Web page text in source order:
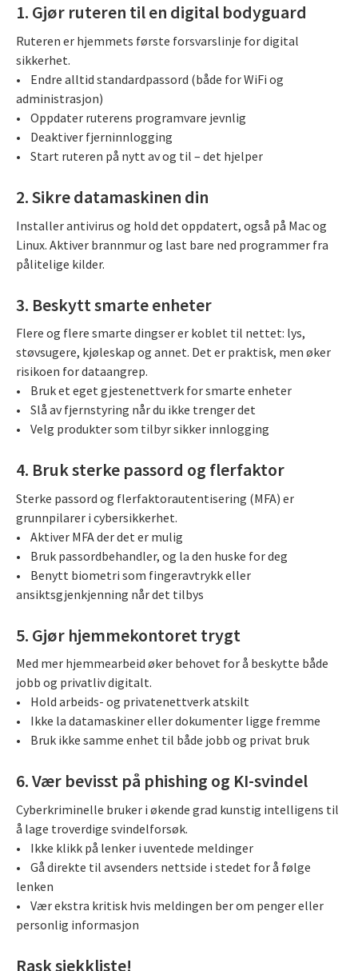
1. Gjør ruteren til en digital bodyguard
Ruteren er hjemmets første forsvarslinje for digital
sikkerhet.
• Endre alltid standardpassord (både for WiFi og
administrasjon)
• Oppdater ruterens programvare jevnlig
• Deaktiver fjerninnlogging
• Start ruteren på nytt av og til – det hjelper
2. Sikre datamaskinen din
Installer antivirus og hold det oppdatert, også på Mac og
Linux. Aktiver brannmur og last bare ned programmer fra
pålitelige kilder.
3. Beskytt smarte enheter
Flere og flere smarte dingser er koblet til nettet: lys,
støvsugere, kjøleskap og annet. Det er praktisk, men øker
risikoen for dataangrep.
• Bruk et eget gjestenettverk for smarte enheter
• Slå av fjernstyring når du ikke trenger det
• Velg produkter som tilbyr sikker innlogging
4. Bruk sterke passord og flerfaktor
Sterke passord og flerfaktorautentisering (MFA) er
grunnpilarer i cybersikkerhet.
• Aktiver MFA der det er mulig
• Bruk passordbehandler, og la den huske for deg
• Benytt biometri som fingeravtrykk eller
ansiktsgjenkjenning når det tilbys
5. Gjør hjemmekontoret trygt
Med mer hjemmearbeid øker behovet for å beskytte både
jobb og privatliv digitalt.
• Hold arbeids- og privatenettverk atskilt
• Ikke la datamaskiner eller dokumenter ligge fremme
• Bruk ikke samme enhet til både jobb og privat bruk
6. Vær bevisst på phishing og KI-svindel
Cyberkriminelle bruker i økende grad kunstig intelligens til
å lage troverdige svindelforsøk.
• Ikke klikk på lenker i uventede meldinger
• Gå direkte til avsenders nettside i stedet for å følge
lenken
• Vær ekstra kritisk hvis meldingen ber om penger eller
personlig informasjon
Rask sjekkliste!